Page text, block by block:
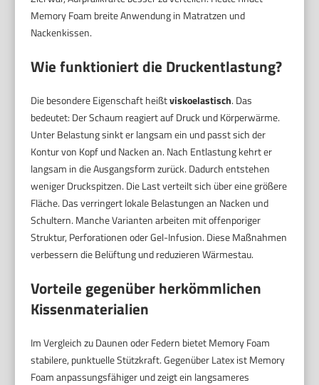
Memory Foam breite Anwendung in Matratzen und
Nackenkissen.
Wie funktioniert die Druckentlastung?
Die besondere Eigenschaft heißtviskoelastisch. Das
bedeutet: Der Schaum reagiert auf Druck und Körperwärme.
Unter Belastung sinkt er langsam ein und passt sich der
Kontur von Kopf und Nacken an. Nach Entlastung kehrt er
langsam in die Ausgangsform zurück. Dadurch entstehen
weniger Druckspitzen. Die Last verteilt sich über eine größere
Fläche. Das verringert lokale Belastungen an Nacken und
Schultern. Manche Varianten arbeiten mit offenporiger
Struktur, Perforationen oder Gel-Infusion. Diese Maßnahmen
verbessern die Belüftung und reduzieren Wärmestau.
Vorteile gegenüber herkömmlichen
Kissenmaterialien
Im Vergleich zu Daunen oder Federn bietet Memory Foam
stabilere, punktuelle Stützkraft. Gegenüber Latex ist Memory
Foam anpassungsfähiger und zeigt ein langsameres